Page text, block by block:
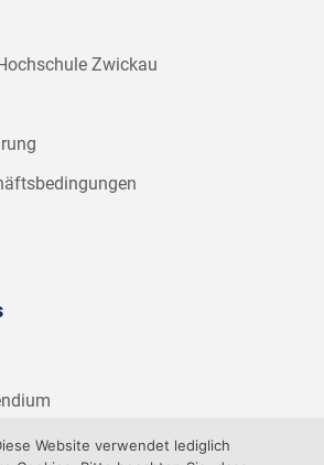
Zwickau
Website verwendet lediglich